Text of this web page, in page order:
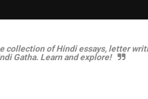
collection of Hindi essays, letter
Gatha. Learn and explore!